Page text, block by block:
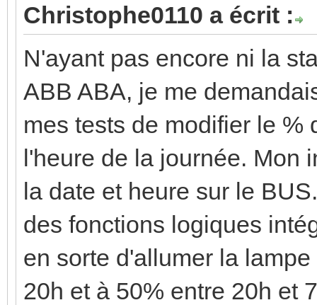
Christophe0110 a écrit :
N'ayant pas encore ni la
ABB ABA, je me
mes tests de modifier le %
l'heure de la journée. Mon
la date et heure sur le
des fonctions logiques
en sorte d'allumer la
20h et à 50% entre 20h et